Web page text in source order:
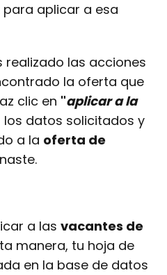
aplicar a esa
realizado las acciones
la oferta que
clic en "aplicar a la
los datos solicitados y
a la oferta de
a las vacantes de
manera, tu hoja de
en la base de datos